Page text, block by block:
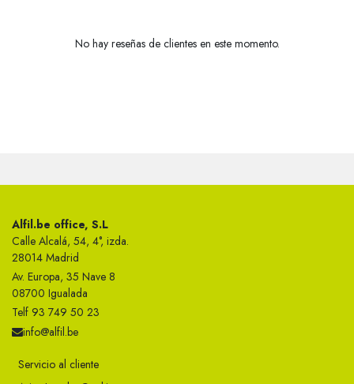
No hay reseñas de clientes en este momento.
Alfil.be office, S.L
Calle Alcalá, 54, 4°, izda.
28014 Madrid
Av. Europa, 35 Nave 8
08700 Igualada
Telf 93 749 50 23
info@alfil.be
Servicio al cliente